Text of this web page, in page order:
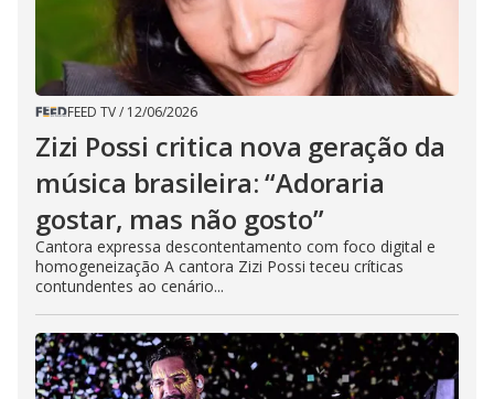
FEED TV/ 12/06/2026
Zizi Possi critica nova geração da
música brasileira: “Adoraria
gostar, mas não gosto”
Cantora expressa descontentamento com foco digital e
homogeneização A cantora Zizi Possi teceu críticas
contundentes ao cenário...